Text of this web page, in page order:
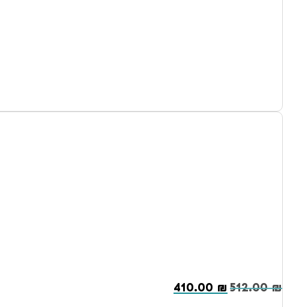
512.00₪
410.00 ₪